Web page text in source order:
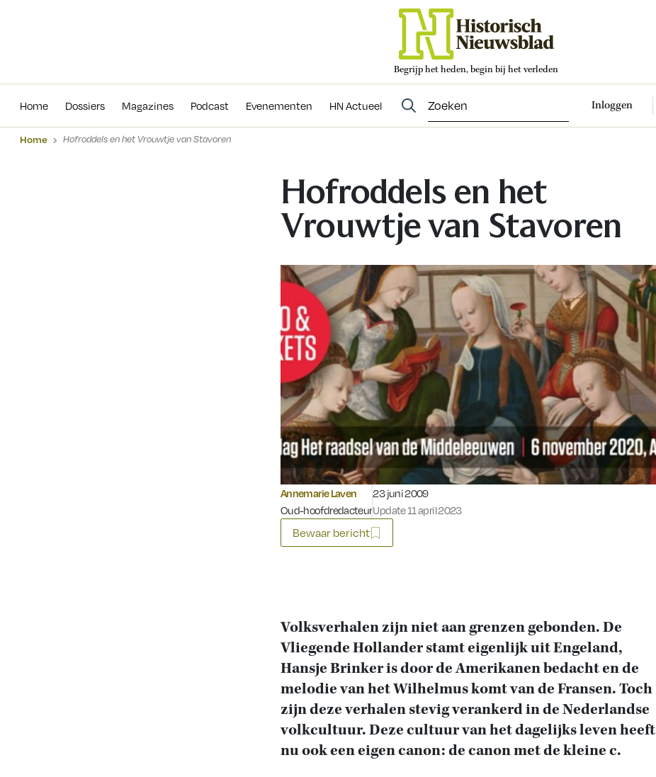
Begrijp het heden, begin bij het verleden
Home Dossiers Magazines Podcast Evenementen HN Actueel Inloggen
Evenementen
Home Hofroddels en het Vrouwtje van Stavoren
Hofroddels en het
Vrouwtje van Stavoren
Annemarie Laven
Oud-hoofdredacteur
Gepubliceerd op:
23 juni 2009
Update 11 april 2023
Bewaar bericht
Volksverhalen zijn niet aan grenzen gebonden. De
Vliegende Hollander stamt eigenlijk uit Engeland,
Hansje Brinker is door de Amerikanen bedacht en de
melodie van het Wilhelmus komt van de Fransen. Toch
zijn deze verhalen stevig verankerd in de Nederlandse
volkcultuur. Deze cultuur van het dagelijks leven heeft
nu ook een eigen canon: de canon met de kleine c.